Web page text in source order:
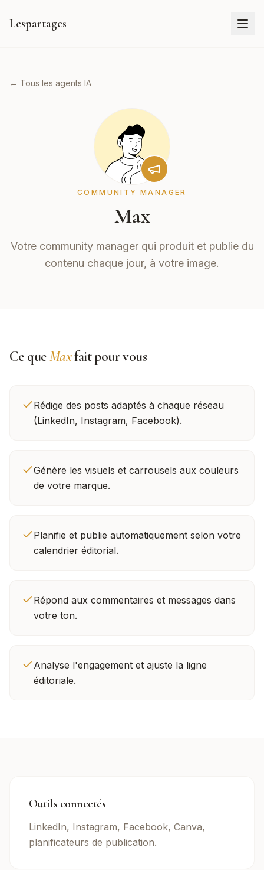
Lespartages
← Tous les agents IA
COMMUNITY MANAGER
Max
Votre community manager qui produit et publie du
contenu chaque jour, à votre image.
Ce queMaxfait pour vous
Rédige des posts adaptés à chaque réseau
(LinkedIn, Instagram, Facebook).
Génère les visuels et carrousels aux couleurs
de votre marque.
Planifie et publie automatiquement selon votre
calendrier éditorial.
Répond aux commentaires et messages dans
votre ton.
Analyse l'engagement et ajuste la ligne
éditoriale.
Outils connectés
LinkedIn, Instagram, Facebook, Canva,
planificateurs de publication.